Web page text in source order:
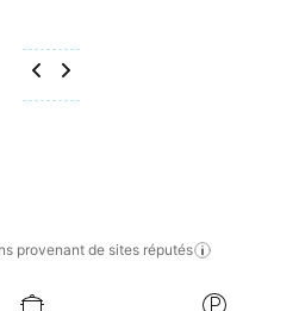
provenant de sites réputés